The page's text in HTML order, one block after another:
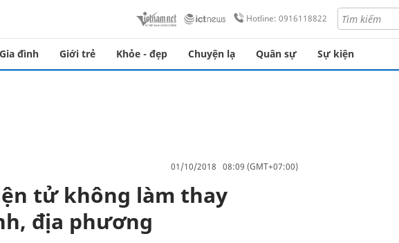
Hotline: 0916118822
Gia đình Giới trẻ Khỏe - đẹp Chuyện lạ Quân sự Sự kiện
01/10/2018 08:09 (GMT+07:00)
tử không làm thay
địa phương